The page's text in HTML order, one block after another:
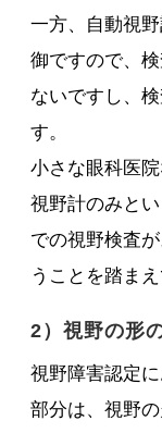
一方、自動視
御ですので、
ないですし、
す。
小さな眼科医
視野計のみと
での視野検査
うことを踏ま
2）視野の形
視野障害認定
部分は、視野